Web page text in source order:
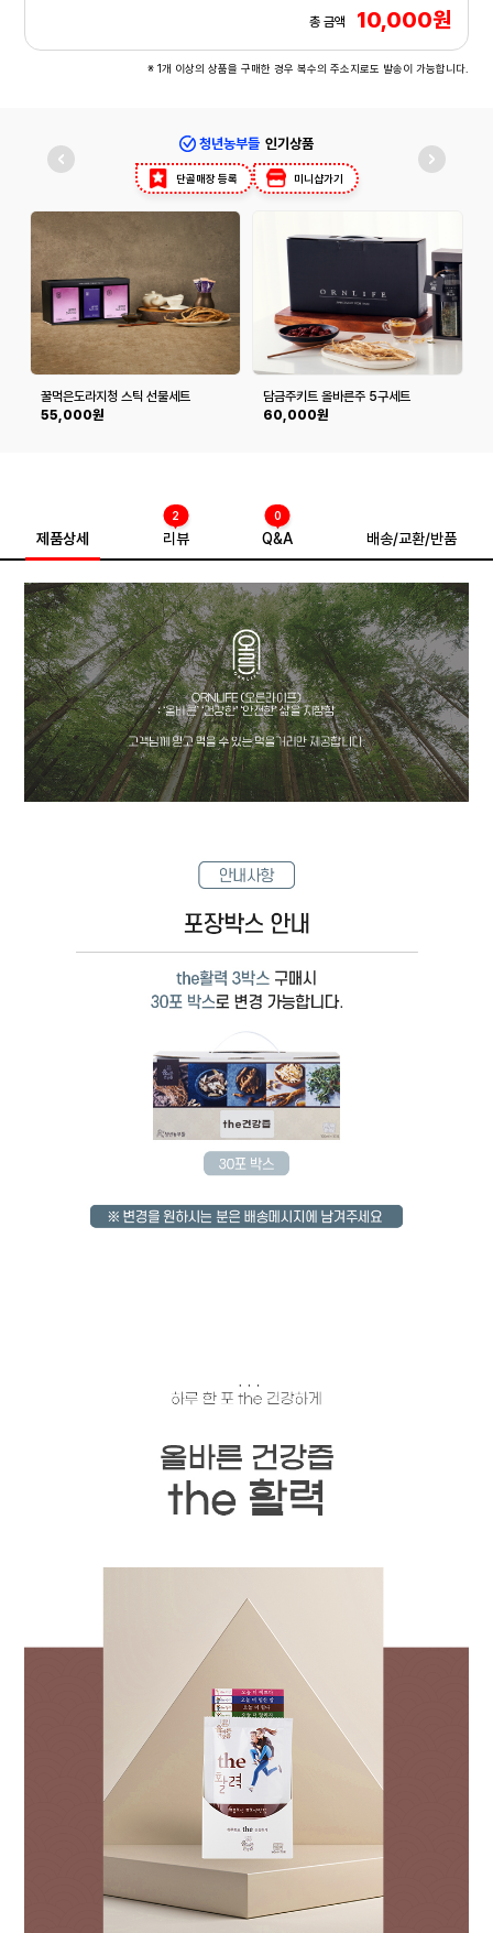
총 금액 10,000원
※ 1개 이상의 상품을 구매한 경우 복수의 주소지로도 발송이 가능합니다.
청년농부들 인기상품
단골매장 등록 미니샵가기
꿀먹은도라지청 스틱 선물세트
55,000원
담금주키트 올바른주 5구세트
(500ml*5구)
60,000원
제품상세 리뷰
2
Q&A
0
배송/교환/반품